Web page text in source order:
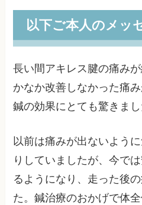
以下ご本人のメッ
長い間アキレス腱の痛み
かなか改善しなかった痛
鍼の効果にとても驚きまし
以前は痛みが出ないよう
りしていましたが、今で
るようになり、走った後
た。鍼治療のおかげで体